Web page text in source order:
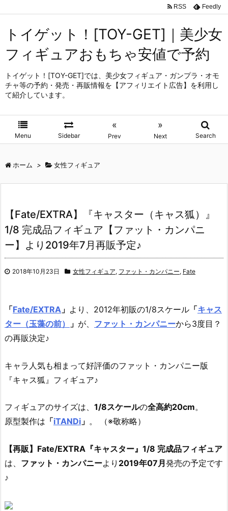
トイゲット！[TOY-GET]｜美少女
フィギュアおもちゃ安値で予約
トイゲット！[TOY-GET]では、美少女フィギュア・ガンプラ・オモ
チャ等の予約・発売・再販情報を【アフィリエイト広告】を利用し
て紹介しています。
Menu Sidebar
«
Prev
»
Next Search
RSS Feedly
ホーム > 女性フィギュア
【Fate/EXTRA】『キャスター（キャス狐）』
1/8 完成品フィギュア【ファット・カンパニ
ー】より2019年7月再販予定♪
2018年10月23日 女性フィギュア, ファット・カンパニー, Fate
「Fate/EXTRA 」 より、 2012年初販の1/8スケール 「キャス
ター（玉藻の前）
」 が、 ファット・カンパニーから3度目？
の再販決定♪
キャラ人気も相まって好評価のファット・カンパニー版
『キャス狐』フィギュア♪
フィギュアのサイズは、 1/8スケールの全高約20cm。
原型製作は 「iTANDi 」 。 （※敬称略）
【再販】Fate/EXTRA『キャスター』1/8 完成品フィギュア
は、 ファット・カンパニーより 2019年07月発売の予定です
♪